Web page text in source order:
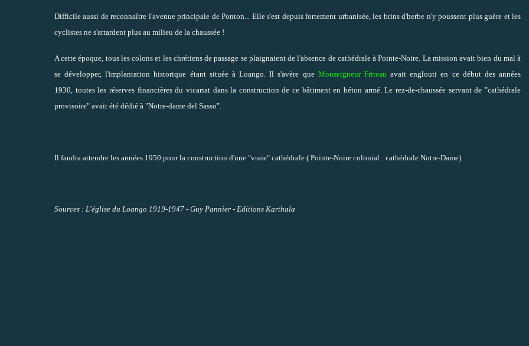
Difficile aussi de reconnaître l'avenue principale de Ponton... Elle s'est depuis fortement urbanisée, les brins d'herbe n'y poussent plus guère et les
cyclistes ne s'attardent plus au milieu de la chaussée !
A cette époque, tous les colons et les chrétiens de passage se plaignaient de l'absence de cathédrale à Pointe-Noire. La mission avait bien du mal à
se développer, l'implantation historique étant située à Loango. Il s'avère que Monseigneur Friteau avait englouti en ce début des années
1930, toutes les réserves financières du vicariat dans la construction de ce bâtiment en béton armé. Le rez-de-chaussée servant de "cathédrale
provisoire" avait été dédié à "Notre-dame del Sasso".
Il faudra attendre les années 1950 pour la construction d'une "vraie" cathédrale ( Pointe-Noire colonial : cathédrale Notre-Dame).
Sources : L'église du Loango 1919-1947 - Guy Pannier - Editions Karthala